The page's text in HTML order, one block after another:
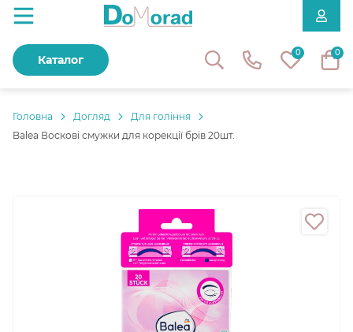
0 0
Каталог
Головнa Догляд
Для гоління
Balea Воскові смужки для корекції брів 20шт.